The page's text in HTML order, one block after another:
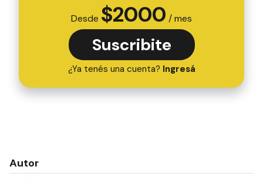
Desde $2000 / mes
Suscribite
¿Ya tenés una cuenta? Ingresá
Autor